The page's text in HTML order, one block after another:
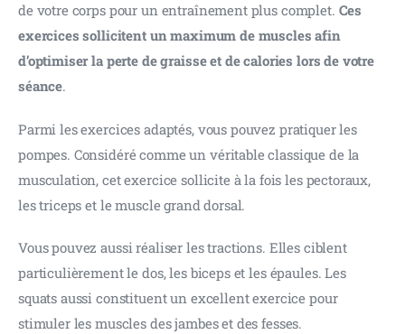
de votre corps pour un entraînement plus complet. Ces
exercices sollicitent un maximum de muscles afin
d’optimiser la perte de graisse et de calories lors de votre
séance.
Parmi les exercices adaptés, vous pouvez pratiquer les
pompes. Considéré comme un véritable classique de la
musculation, cet exercice sollicite à la fois les pectoraux,
les triceps et le muscle grand dorsal.
Vous pouvez aussi réaliser les tractions. Elles ciblent
particulièrement le dos, les biceps et les épaules. Les
squats aussi constituent un excellent exercice pour
stimuler les muscles des jambes et des fesses.